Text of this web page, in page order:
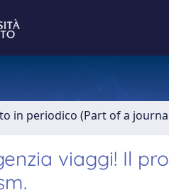
in periodico (Part of a
viaggi! Il